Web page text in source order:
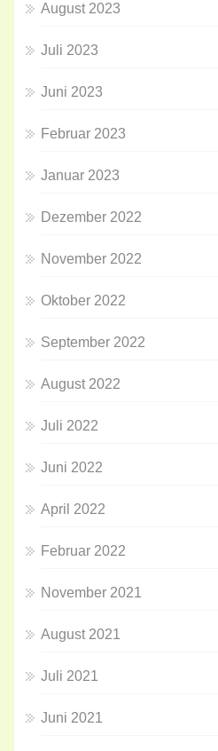
August 2023
Juli 2023
Juni 2023
Februar 2023
Januar 2023
Dezember 2022
November 2022
Oktober 2022
September 2022
August 2022
Juli 2022
Juni 2022
April 2022
Februar 2022
November 2021
August 2021
Juli 2021
Juni 2021